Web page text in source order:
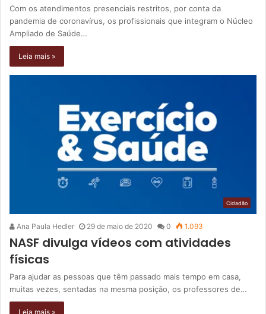
Com os atendimentos presenciais restritos, por conta da
pandemia de coronavírus, os profissionais que integram o Núcleo
Ampliado de Saúde…
Leia mais »
Cidadão
Ana Paula Hedler 29 de maio de 2020 0 1.093
NASF divulga vídeos com atividades
físicas
Para ajudar as pessoas que têm passado mais tempo em casa,
muitas vezes, sentadas na mesma posição, os professores de…
Leia mais »